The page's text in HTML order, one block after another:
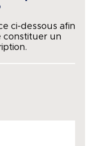
ci-dessous afin
constituer un